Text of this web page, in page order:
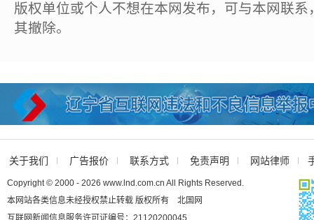
版权单位或个人不想在本网发布，可与本网联
其撤除。
关于我们 广告报价 联系方式 免责声明 网站律师
Copyright © 2000 - 2026 www.lnd.com.cn All Rights Reserved.
本网站各类信息未经授权禁止转载 版权所有 北国网
互联网新闻信息服务许可证编号：21120200045